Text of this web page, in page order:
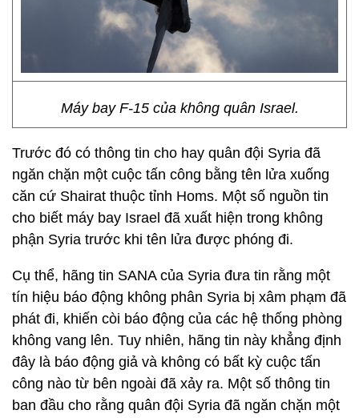
Máy bay F-15 của không quân Israel.
Trước đó có thông tin cho hay quân đội Syria đã
ngăn chặn một cuộc tấn công bằng tên lửa xuống
căn cứ Shairat thuộc tỉnh Homs. Một số nguồn tin
cho biết máy bay Israel đã xuất hiện trong không
phận Syria trước khi tên lửa được phóng đi.
Cụ thể, hãng tin SANA của Syria đưa tin rằng một
tín hiệu báo động không phân Syria bị xâm phạm đã
phát đi, khiến còi báo động của các hệ thống phòng
không vang lên. Tuy nhiên, hãng tin này khẳng định
đây là báo động giả và không có bất kỳ cuộc tấn
công nào từ bên ngoài đã xảy ra. Một số thông tin
ban đầu cho rằng quân đội Syria đã ngăn chặn một